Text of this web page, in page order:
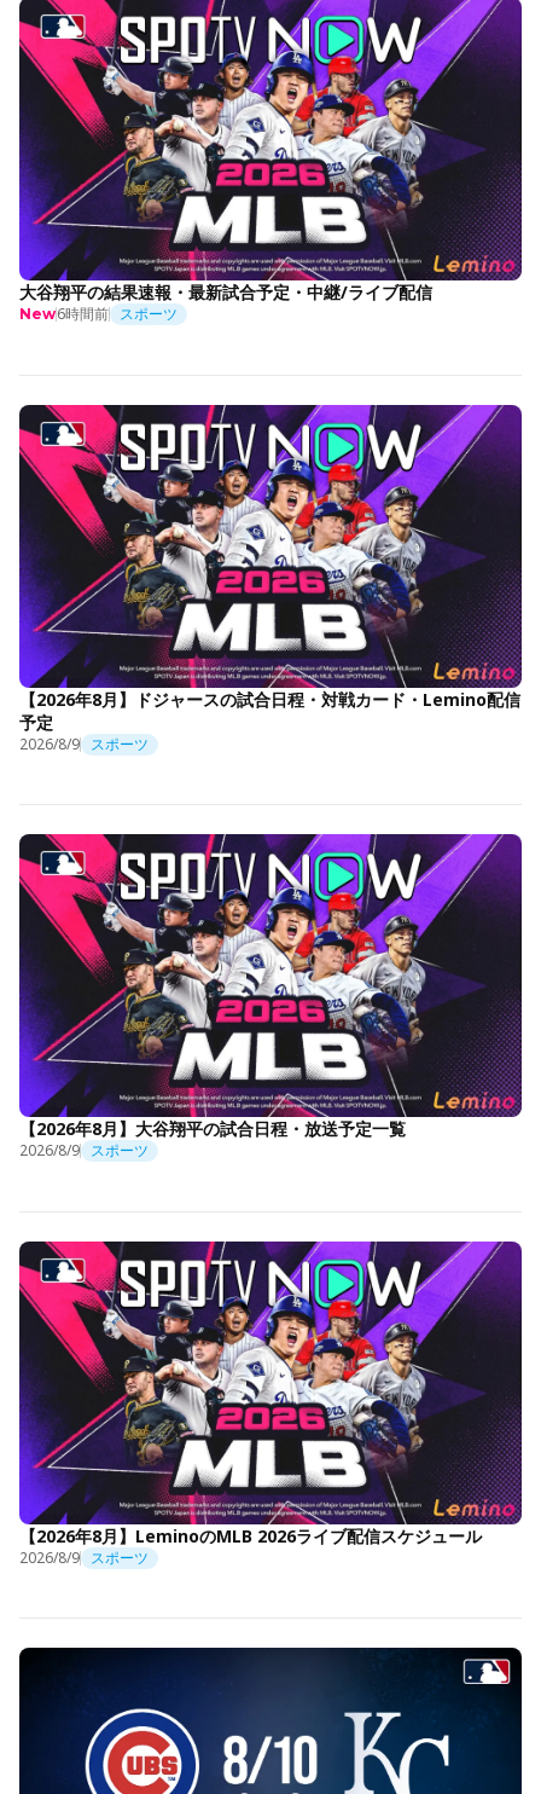
大谷翔平の結果速報・最新試合予定・中継/ライブ配信
New6時間前 スポーツ
【2026年8月】ドジャースの試合日程・対戦カード・Lemino配信
予定
2026/8/9 スポーツ
【2026年8月】大谷翔平の試合日程・放送予定一覧
2026/8/9 スポーツ
【2026年8月】LeminoのMLB 2026ライブ配信スケジュール
2026/8/9 スポーツ